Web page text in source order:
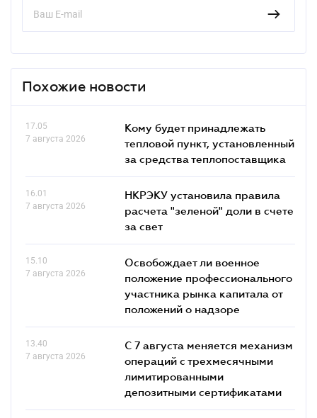
Похожие новости
17.05
7 августа 2026
Кому будет принадлежать
тепловой пункт, установленный
за средства теплопоставщика
16.01
7 августа 2026
НКРЭКУ установила правила
расчета "зеленой" доли в счете
за свет
15.10
7 августа 2026
Освобождает ли военное
положение профессионального
участника рынка капитала от
положений о надзоре
13.40
7 августа 2026
С 7 августа меняется механизм
операций с трехмесячными
лимитированными
депозитными сертификатами